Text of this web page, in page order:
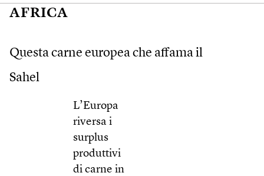
AFRICA
Questa carne europea che affama il
Sahel
L’Europa
riversa i
surplus
produttivi
di carne in